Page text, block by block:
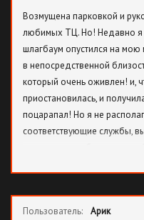
Возмущена парковкой и
любимых ТЦ. Но! Недавно я
шлагбаум опустился на
в непосредственной
который очень оживлен! и,
приостановилась, и
поцарапал! Но я не
соответствующие службы,
всего один! Я пришла
никто не ответил! Даже не
мое обращение! Я написала
Пользователь:
Арик